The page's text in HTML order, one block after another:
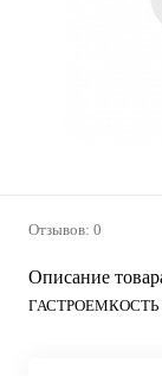
Отзывов: 0
Описание
ГАСТРОЕМКОСТЬ